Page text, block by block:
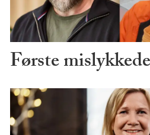
Første